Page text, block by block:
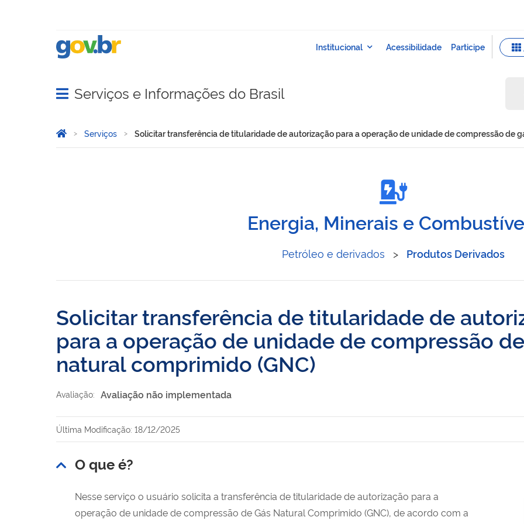
Abrir menu principal de navegação
Serviços e Informações do Brasil
Você está aqui:
Página Inicial
Serviços Solicitar transferência de titularidade de autorização para a operação de unidade de compressão de
Energia, Minerais e
Petróleo e derivados > Produtos Derivados
Solicitar transferência de titularidade de
para a operação de unidade de compressão
natural comprimido (GNC)
Avaliação: Avaliação não implementada
Última Modificação: 18/12/2025
O que é?
Nesse serviço o usuário solicita a transferência de titularidade de autorização para a
operação de unidade de compressão de Gás Natural Comprimido (GNC), de acordo com a